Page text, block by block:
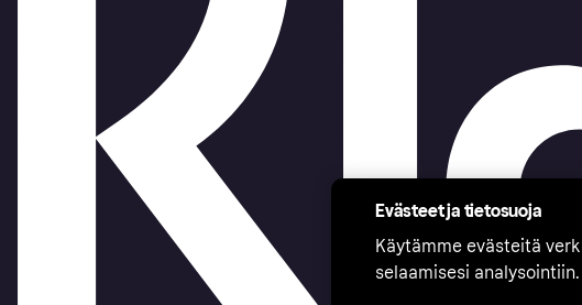
Evästeet ja tietosuoja
Käytämme evästeitä
selaamisesi